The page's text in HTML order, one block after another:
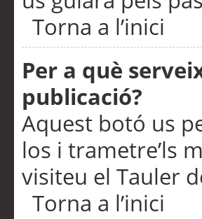
Torna a l’inici
Per a què
publicació?
Aquest botó us
los i trametre’ls
visiteu el Tauler
Torna a l’inici